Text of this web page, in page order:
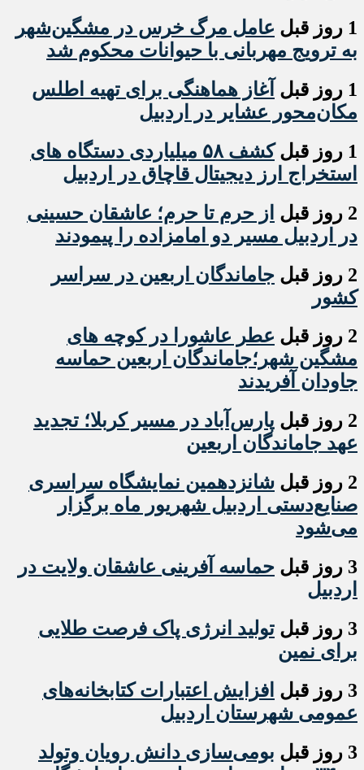
1 روز قبل
عامل مرگ خرس در مشگین‌شهر
به ترویج مهربانی با حیوانات محکوم شد
1 روز قبل
آغاز هماهنگی برای تهیه اطلس
مکان‌محور عشایر در اردبیل
1 روز قبل
کشف ۵۸ میلیاردی دستگاه های
استخراج ارز دیجیتال قاچاق در اردبیل
2 روز قبل
از حرم تا حرم؛ عاشقان حسینی
در اردبیل مسیر دو امامزاده را پیمودند
2 روز قبل
جاماندگان اربعین در سراسر
کشور
2 روز قبل
عطر عاشورا در کوچه های
مشگین شهر؛جاماندگان اربعین حماسه
جاودان آفریدند
2 روز قبل
پارس‌آباد در مسیر کربلا؛ تجدید
عهد جاماندگان اربعین
2 روز قبل
شانزدهمین نمایشگاه سراسری
صنایع‌دستی اردبیل شهریور ماه برگزار
می‌شود
3 روز قبل
حماسه آفرینی عاشقان ولایت در
اردبیل
3 روز قبل
تولید انرژی پاک فرصت طلایی
برای نمین
3 روز قبل
افزایش اعتبارات کتابخانه‌های
عمومی شهرستان اردبیل
3 روز قبل
بومی‌سازی دانش رویان وتولد